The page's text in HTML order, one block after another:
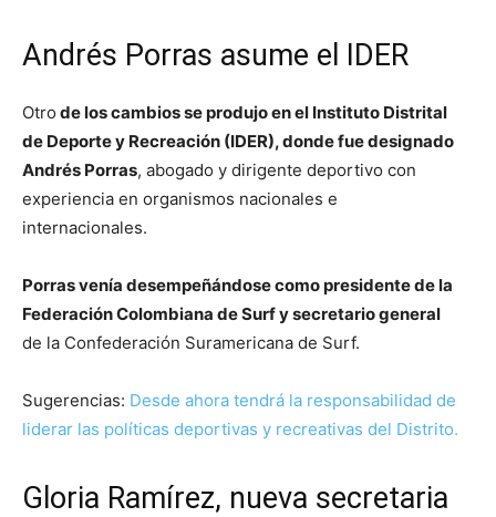
Andrés Porras asume el IDER
Otro de los cambios se produjo en el Instituto Distrital
de Deporte y Recreación (IDER), donde fue designado
Andrés Porras, abogado y dirigente deportivo con
experiencia en organismos nacionales e
internacionales.
Porras venía desempeñándose como presidente de la
Federación Colombiana de Surf y secretario general
de la Confederación Suramericana de Surf.
Sugerencias: Desde ahora tendrá la responsabilidad de
liderar las políticas deportivas y recreativas del Distrito.
Gloria Ramírez, nueva secretaria